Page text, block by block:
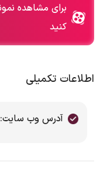
برای مشاهده
کنید
اطلاعات تکمیلی
آدرس وب سایت: www.clinicmorvarid.com